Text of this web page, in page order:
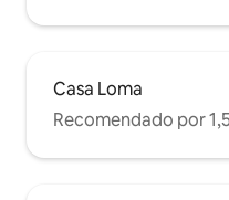
Casa Loma
Recomendado por